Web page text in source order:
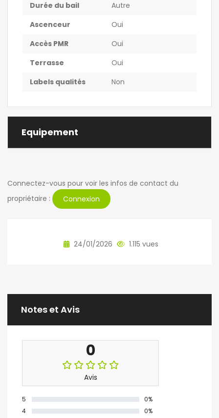
Durée du bail
Autre
Ascenceur
Oui
Accès PMR
Oui
Terrasse
Oui
Labels qualités
Non
Equipement
Connectez-vous pour voir les infos de contact du
propriétaire :
Connexion
24/01/2026 1.115 vues
Notes et Avis
0
Avis
5
0%
4
0%